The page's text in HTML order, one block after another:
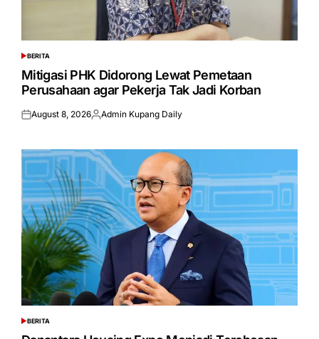
POSTED
IN
BERITA
Mitigasi PHK Didorong Lewat Pemetaan
Perusahaan agar Pekerja Tak Jadi Korban
Posted
August 8, 2026Posted
Admin Kupang Daily
POSTED
IN
BERITA